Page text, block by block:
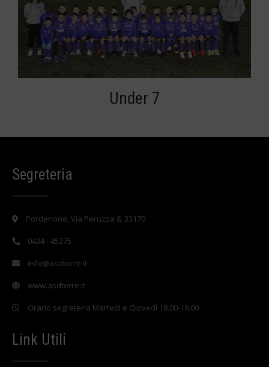
Under 7
Segreteria
Pordenone, Via Peruzza 8, 33170
0434 - 45275
info@asdtorre.it
www.asdtorre.it
Orario segreteria Martedì e Giovedì 18.00-19.00
Link Utili